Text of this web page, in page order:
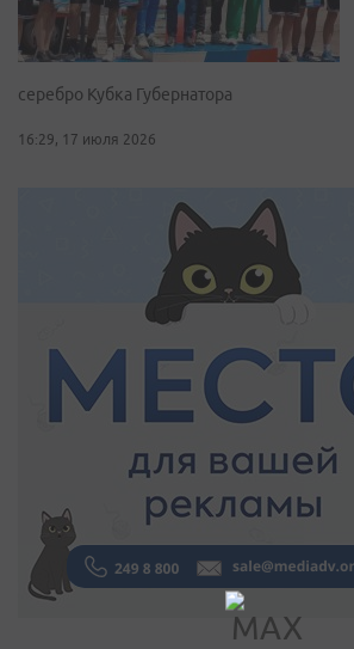
серебро Кубка Губернатора
16:29, 17 июля 2026